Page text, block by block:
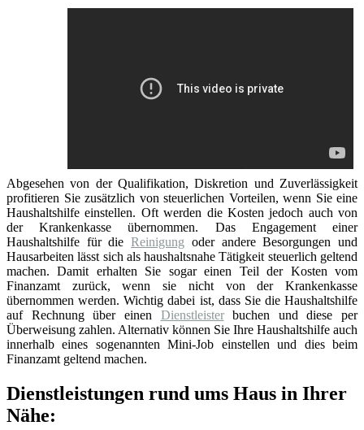
Abgesehen von der Qualifikation, Diskretion und Zuverlässigkeit
profitieren Sie zusätzlich von steuerlichen Vorteilen, wenn Sie eine
Haushaltshilfe einstellen. Oft werden die Kosten jedoch auch von
der Krankenkasse übernommen. Das Engagement einer
Haushaltshilfe für dieReinigung oder andere Besorgungen und
Hausarbeiten lässt sich als haushaltsnahe Tätigkeit steuerlich geltend
machen. Damit erhalten Sie sogar einen Teil der Kosten vom
Finanzamt zurück, wenn sie nicht von der Krankenkasse
übernommen werden. Wichtig dabei ist, dass Sie die Haushaltshilfe
auf Rechnung über einen Dienstleisterbuchen und diese per
Überweisung zahlen. Alternativ können Sie Ihre Haushaltshilfe auch
innerhalb eines sogenannten Mini-Job einstellen und dies beim
Finanzamt geltend machen.
Dienstleistungen rund ums Haus in Ihrer
Nähe: